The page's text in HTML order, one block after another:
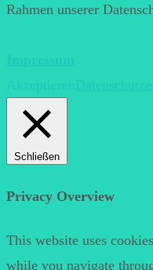
Rahmen unserer
Schließen
Privacy Overview
This website uses
while you navigate